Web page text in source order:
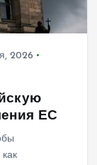
2026
ЕС